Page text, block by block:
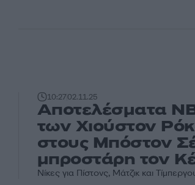
10:2702.11.25
Αποτελέσματα
των Χιούστον
στους Μπόστον
μπροστάρη τον
Νίκες για Πίστονς, Μάτζικ και